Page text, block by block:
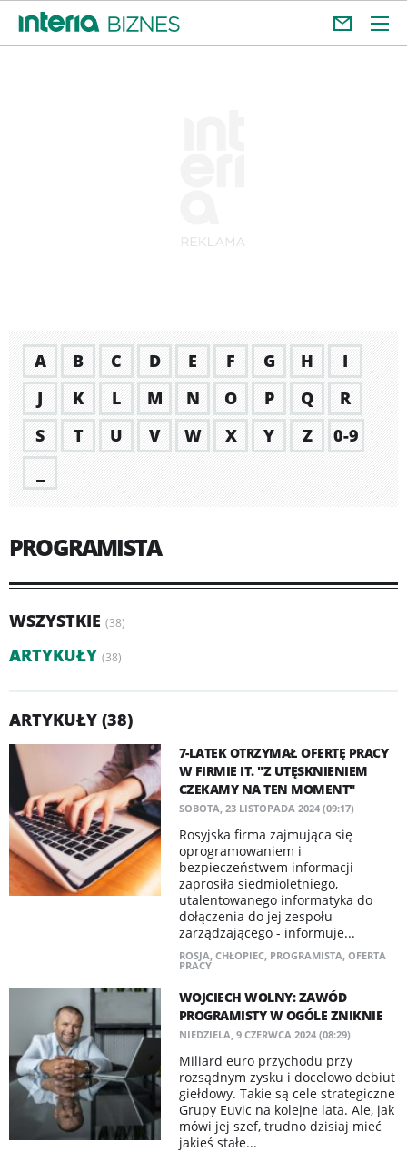
A B C D E F G H
I
J
K L M N O P Q
R
S
T U V W X Y Z
0-9
PROGRAMISTA
WSZYSTKIE (38)
ARTYKUŁY (38)
ARTYKUŁY (38)
7-LATEK OTRZYMAŁ OFERTĘ PRACY
W FIRMIE IT. "Z UTĘSKNIENIEM
CZEKAMY NA TEN MOMENT"
SOBOTA, 23 LISTOPADA 2024 (09:17)
Rosyjska firma zajmująca się
oprogramowaniem i
bezpieczeństwem informacji
zaprosiła siedmioletniego,
utalentowanego informatyka do
dołączenia do jej zespołu
zarządzającego - informuje...
ROSJA, CHŁOPIEC, PROGRAMISTA, OFERTA
PRACY
WOJCIECH WOLNY: ZAWÓD
PROGRAMISTY W OGÓLE ZNIKNIE
NIEDZIELA, 9 CZERWCA 2024 (08:29)
Miliard euro przychodu przy
rozsądnym zysku i docelowo debiut
giełdowy. Takie są cele strategiczne
Grupy Euvic na kolejne lata. Ale, jak
mówi jej szef, trudno dzisiaj mieć
jakieś stałe...